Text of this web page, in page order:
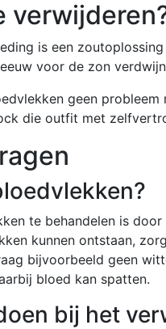
is een
voor de zon
geen
die outfit met
te behandelen is
kunnen ontstaan,
bijvoorbeeld geen
bloed kan spatten.
bij het